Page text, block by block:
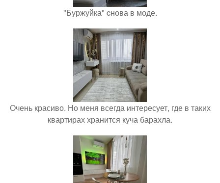
"Буржуйка" cнова в моде.
Очень красиво. Но меня всегда интересует, где в таких
квартирах хранится куча барахла.